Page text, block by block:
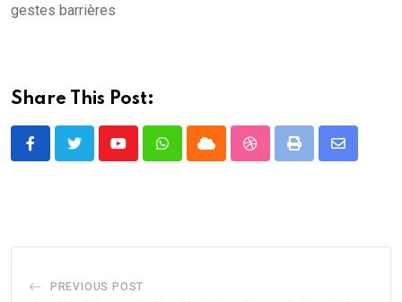
gestes barrières
Share This Post:
YoutubeWhatsappCloud StumbleUpon
Print
Share
PREVIOUS POST